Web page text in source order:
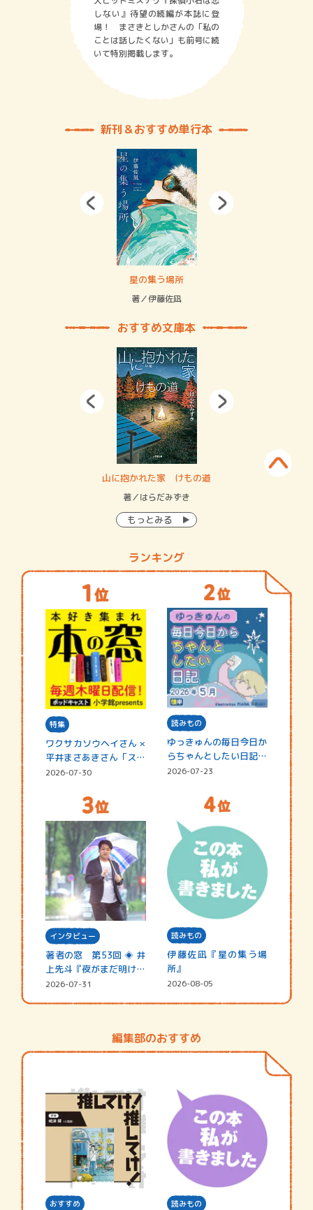
しない』待望の続編が本誌に登
場！ まさきとしかさんの「私の
ことは話したくない」も前号に続
いて特別掲載します。
新刊＆おすすめ単行本
星の集う場所
著／伊藤佐凪
おすすめ文庫本
山に抱かれた家 けもの道
著／はらだみずき
もっとみる
ランキング
特集
ワクサカソウヘイさん ×
平井まさあきさん「スペ
シャ…
2026-07-30
読みもの
ゆっきゅんの毎日今日か
らちゃんとしたい日記
☆202…
2026-07-23
インタビュー
著者の窓 第53回 ◈ 井
上先斗『夜がまだ明けな
い』
2026-07-31
読みもの
伊藤佐凪『星の集う場
所』
2026-08-05
編集部のおすすめ
おすすめ 読みもの